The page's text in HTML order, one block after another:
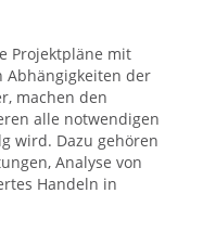
Projektpläne mit
Abhängigkeiten der
machen den
alle notwendigen
wird. Dazu gehören
Analyse von
Handeln in